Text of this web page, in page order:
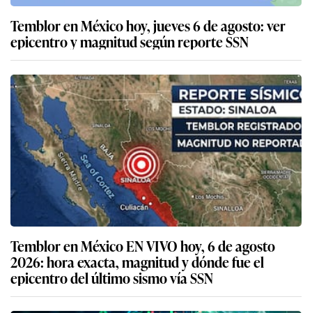
Temblor en México hoy, jueves 6 de agosto: ver
epicentro y magnitud según reporte SSN
Temblor en México EN VIVO hoy, 6 de agosto
2026: hora exacta, magnitud y dónde fue el
epicentro del último sismo vía SSN